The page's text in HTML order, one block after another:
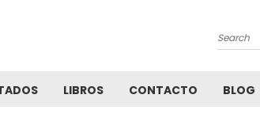
Search
LIBROS CONTACTO BLOG